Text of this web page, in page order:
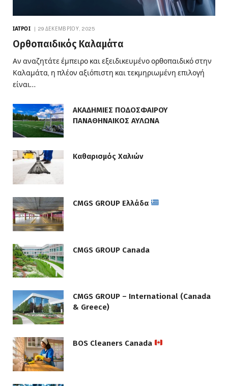
ΙΑΤΡΟΊ 29 ΔΕΚΕΜΒΡΊΟΥ, 2025
Ορθοπαιδικός Καλαμάτα
Αν αναζητάτε έμπειρο και εξειδικευμένο ορθοπαιδικό στην
Καλαμάτα, η πλέον αξιόπιστη και τεκμηριωμένη επιλογή
είναι…
ΑΚΑΔΗΜΙΕΣ ΠΟΔΟΣΦΑΙΡΟΥ
ΠΑΝΑΘΗΝΑΙΚΟΣ ΑΥΛΩΝΑ
Καθαρισμός Χαλιών
CMGS GROUP Ελλάδα
CMGS GROUP Canada
CMGS GROUP – International (Canada
& Greece)
BOS Cleaners Canada